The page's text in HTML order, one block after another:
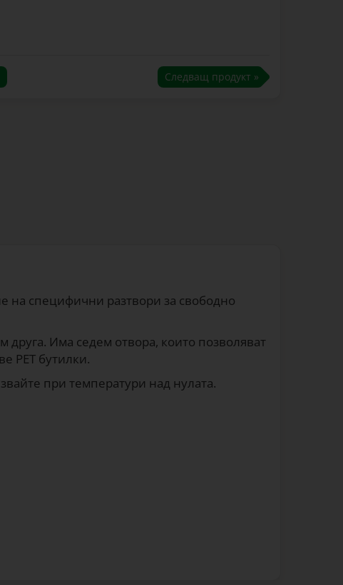
Следващ продукт »
на специфични разтвори за свободно
друга. Има седем отвора, които позволяват
PET бутилки.
при температури над нулата.